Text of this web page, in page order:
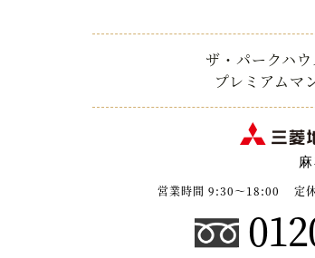
ザ・パークハ
プレミアムマ
営業時間 9:30〜18:00
定